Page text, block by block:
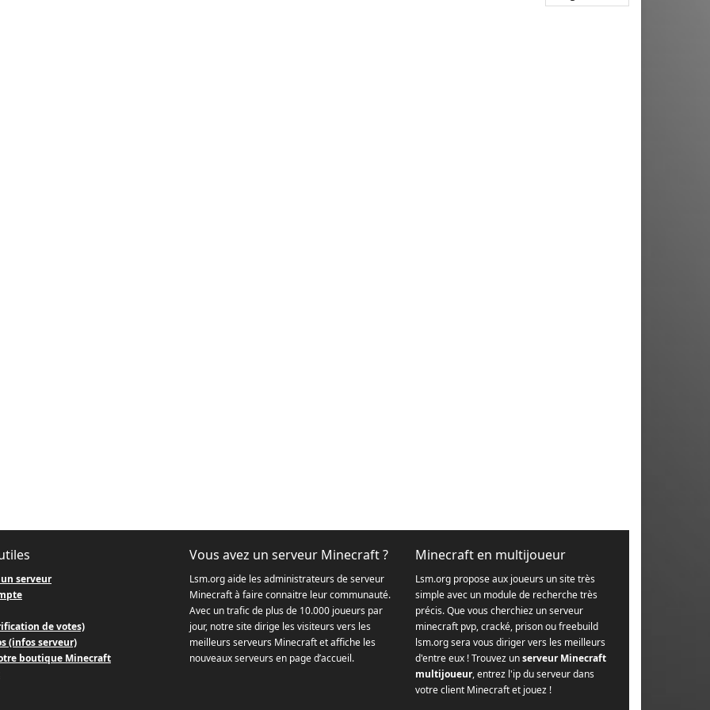
serveur
de votes)
(infos serveur)
boutique Minecraft
Vous avez un serveur Minecraft ?
Lsm.org aide les administrateurs de serveur
Minecraft à faire connaitre leur communauté.
Avec un trafic de plus de 10.000 joueurs par
jour, notre site dirige les visiteurs vers les
meilleurs serveurs Minecraft et affiche les
nouveaux serveurs en page d’accueil.
Minecraft en multijoueur
Lsm.org propose aux joueurs un site très
simple avec un module de recherche très
précis. Que vous cherchiez un serveur
minecraft pvp, cracké, prison ou freebuild
lsm.org sera vous diriger vers les meilleurs
d'entre eux ! Trouvez unserveur Minecraft
multijoueur, entrez l'ip du serveur dans
votre client Minecraft et jouez !